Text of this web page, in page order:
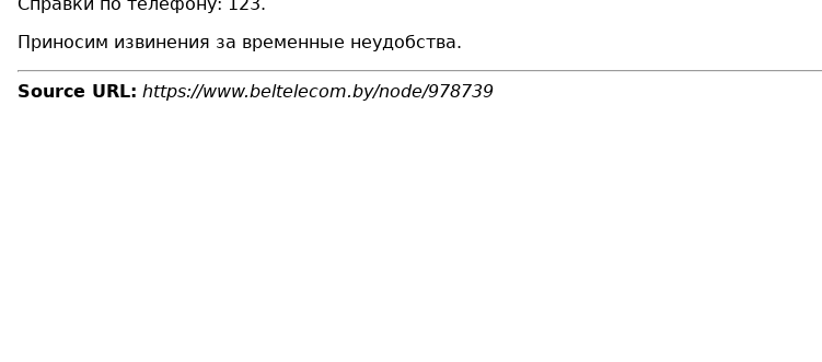
Приносим извинения за временные неудобства.
Source URL: https://www.beltelecom.by/node/978739